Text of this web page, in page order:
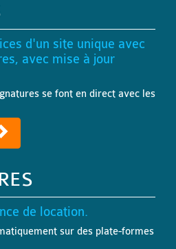
d'un site unique avec
avec mise à jour
se font en direct avec les
de location.
sur des plate-formes